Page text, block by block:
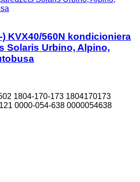
) KVX40/560N kondicioniera
Solaris Urbino, Alpino,
1804-170-173 1804170173
0000-054-638 0000054638